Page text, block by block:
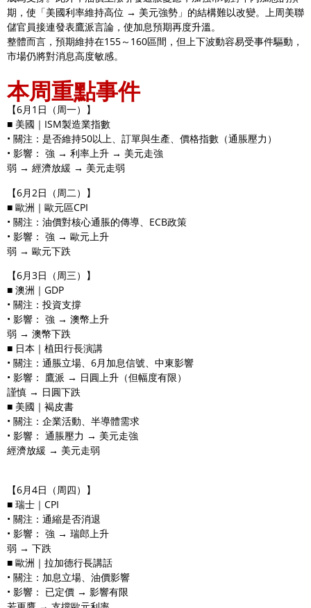
期，使「美國利率維持高位 → 美元強勢」的結構難以改變。上周美聯
儲官員接連發表鷹派言論，使加息預期再度升溫。
整體而言，預期維持在155～160區間，但上下波動容易受事件驅動，
市場仍將對消息高度敏感。
本周重點事件
【6月1日（周一）】
■ 美國｜ISM製造業指數
• 關注：是否維持50以上、訂單與生產、價格指數（通脹壓力）
• 影響： 強 → 利率上升 → 美元走強
弱 → 經濟放緩 → 美元走弱
【6月2日（周二）】
■ 歐洲｜歐元區CPI
• 關注：油價對核心通脹的傳導、ECB政策
• 影響： 強 → 歐元上升
弱 → 歐元下跌
【6月3日（周三）】
■ 澳洲｜GDP
• 關注：投資支撐
• 影響： 強 → 澳幣上升
弱 → 澳幣下跌
■ 日本｜植田行長演講
• 關注：通脹立場、6月加息信號、中東影響
• 影響： 鷹派 → 日圓上升（但幅度有限）
謹慎 → 日圓下跌
■ 美國｜褐皮書
• 關注：企業活動、半導體需求
• 影響： 通脹壓力 → 美元走強
經濟放緩 → 美元走弱
【6月4日（周四）】
■ 瑞士｜CPI
• 關注：通縮是否消退
• 影響： 強 → 瑞郎上升
弱 → 下跌
■ 歐洲｜拉加德行長講話
• 關注：加息立場、油價影響
• 影響： 已定價 → 影響有限